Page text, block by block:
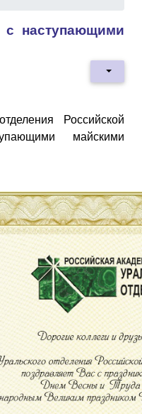
с наступающими
Российской
майскими